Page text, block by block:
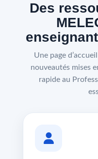
Des
Une page
nouveautés mises
rapide au